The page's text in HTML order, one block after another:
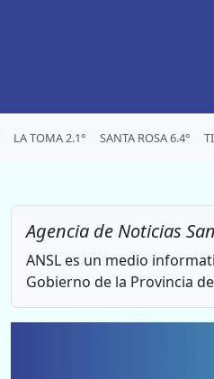
LA TOMA 2.1° SANTA ROSA 6.4°
Agencia de Noticias
ANSL es un medio
Gobierno de la Provincia